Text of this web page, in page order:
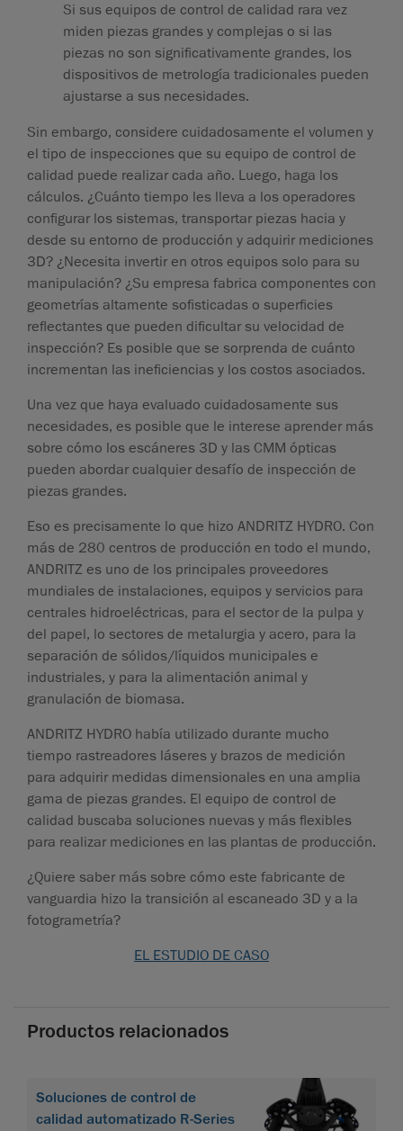
Si sus equipos de control de calidad rara vez
miden piezas grandes y complejas o si las
piezas no son significativamente grandes, los
dispositivos de metrología tradicionales pueden
ajustarse a sus necesidades.
Sin embargo, considere cuidadosamente el volumen y
el tipo de inspecciones que su equipo de control de
calidad puede realizar cada año. Luego, haga los
cálculos. ¿Cuánto tiempo les lleva a los operadores
configurar los sistemas, transportar piezas hacia y
desde su entorno de producción y adquirir mediciones
3D? ¿Necesita invertir en otros equipos solo para su
manipulación? ¿Su empresa fabrica componentes con
geometrías altamente sofisticadas o superficies
reflectantes que pueden dificultar su velocidad de
inspección? Es posible que se sorprenda de cuánto
incrementan las ineficiencias y los costos asociados.
Una vez que haya evaluado cuidadosamente sus
necesidades, es posible que le interese aprender más
sobre cómo los escáneres 3D y las CMM ópticas
pueden abordar cualquier desafío de inspección de
piezas grandes.
Eso es precisamente lo que hizo ANDRITZ HYDRO. Con
más de 280 centros de producción en todo el mundo,
ANDRITZ es uno de los principales proveedores
mundiales de instalaciones, equipos y servicios para
centrales hidroeléctricas, para el sector de la pulpa y
del papel, lo sectores de metalurgia y acero, para la
separación de sólidos/líquidos municipales e
industriales, y para la alimentación animal y
granulación de biomasa.
ANDRITZ HYDRO había utilizado durante mucho
tiempo rastreadores láseres y brazos de medición
para adquirir medidas dimensionales en una amplia
gama de piezas grandes. El equipo de control de
calidad buscaba soluciones nuevas y más flexibles
para realizar mediciones en las plantas de producción.
¿Quiere saber más sobre cómo este fabricante de
vanguardia hizo la transición al escaneado 3D y a la
fotogrametría?
EL ESTUDIO DE CASO
Productos relacionados
Soluciones de control de
calidad automatizado R-Series